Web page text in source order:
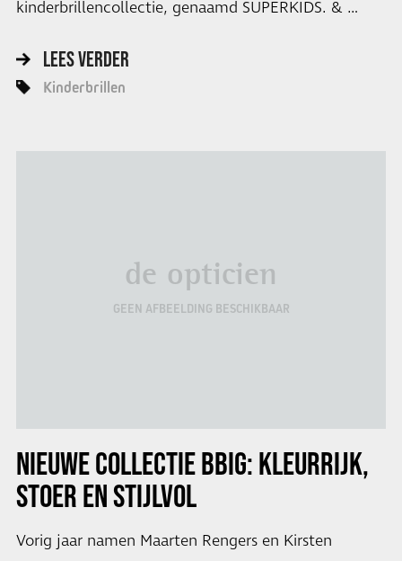
kinderbrillencollectie, genaamd SUPERKIDS. & …
LEES VERDER
Kinderbrillen
de opticien
GEEN AFBEELDING BESCHIKBAAR
NIEUWE COLLECTIE BBIG: KLEURRIJK,
STOER EN STIJLVOL
Vorig jaar namen Maarten Rengers en Kirsten